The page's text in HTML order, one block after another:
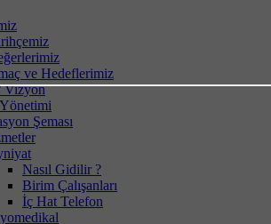
ve Hedeflerimiz
Vizyon
Şeması
Nasıl Gidilir ?
Birim Çalışanları
İç Hat Telefon